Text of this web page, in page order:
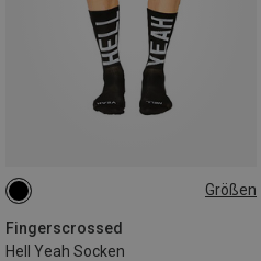
Größen
Fingerscrossed
Hell Yeah Socken
35|36|37|38
43|44|45|46
47|48|49|50